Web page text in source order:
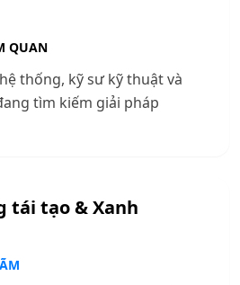
QUAN
thống, kỹ sư kỹ thuật và
tìm kiếm giải pháp
tái tạo & Xanh